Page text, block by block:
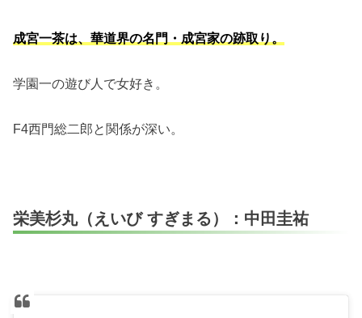
成宮一茶は、華道界の名門・成宮家の跡取り。
学園一の遊び人で女好き。
F4西門総二郎と関係が深い。
栄美杉丸（えいび すぎまる）：中田圭祐